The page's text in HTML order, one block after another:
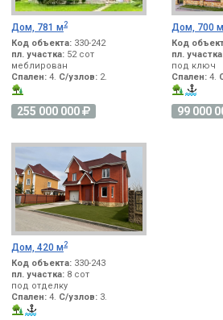
Дом, 781 м 2
Код объекта: 330-242
пл. участка: 52 сот
меблирован
Спален: 4. С/узлов: 2.
255 000 000
Дом, 700 м
Код
пл.
под ключ
Спален:4.
99 000
Дом, 420 м 2
Код объекта: 330-243
пл. участка: 8 сот
под отделку
Спален: 4. С/узлов: 3.